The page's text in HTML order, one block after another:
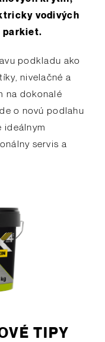
vodivých
parkiet.
podkladu ako
nivelačné a
na dokonalé
o novú podlahu
ideálnym
servis a
TIPY